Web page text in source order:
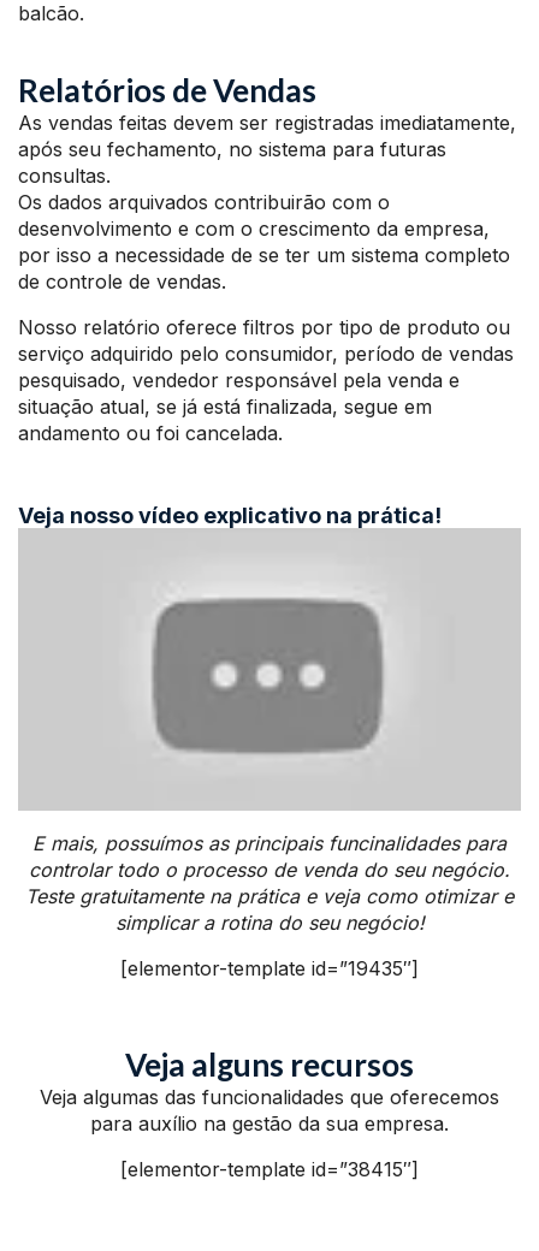
balcão.
Relatórios de Vendas
As vendas feitas devem ser registradas imediatamente,
após seu fechamento, no sistema para futuras
consultas.
Os dados arquivados contribuirão com o
desenvolvimento e com o crescimento da empresa,
por isso a necessidade de se ter um sistema completo
de controle de vendas.
Nosso relatório oferece filtros por tipo de produto ou
serviço adquirido pelo consumidor, período de vendas
pesquisado, vendedor responsável pela venda e
situação atual, se já está finalizada, segue em
andamento ou foi cancelada.
Veja nosso vídeo explicativo na prática!
E mais, possuímos as principais funcinalidades para
controlar todo o processo de venda do seu negócio.
Teste gratuitamente na prática e veja como otimizar e
simplicar a rotina do seu negócio!
[elementor-template id=”19435″]
Veja alguns recursos
Veja algumas das funcionalidades que oferecemos
para auxílio na gestão da sua empresa.
[elementor-template id=”38415″]